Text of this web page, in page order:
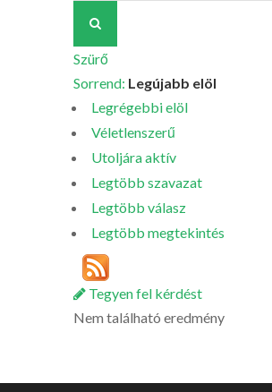
Szürő
Sorrend: Legújabb elöl
Legrégebbi elöl
Véletlenszerű
Utoljára aktív
Legtöbb szavazat
Legtöbb válasz
Legtöbb megtekintés
Tegyen fel kérdést
Nem található eredmény